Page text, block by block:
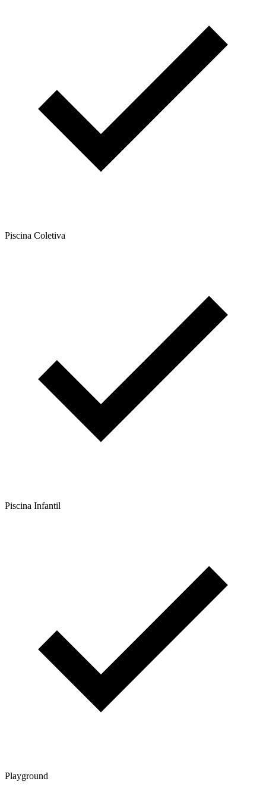
Piscina Coletiva
Piscina Infantil
Playground